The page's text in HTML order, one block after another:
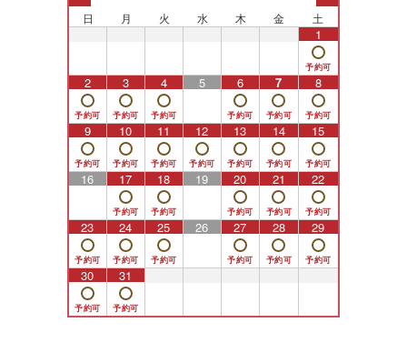
日 月 火 水 木 金 土
1
2 3 4 5 6 7 8
9 10 11 12 13 14 15
16 17 18 19 20 21 22
23 24 25 26 27 28 29
30 31